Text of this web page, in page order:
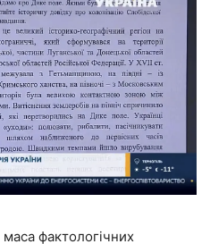
фактологічних